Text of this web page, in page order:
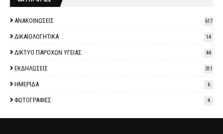
ΑΝΑΚΟΙΝΩΣΕΙΣ 617
ΔΙΚΑΙΟΛΟΓΗΤΙΚΑ 14
ΔΙΚΤΥΟ ΠΑΡΟΧΩΝ ΥΓΕΙΑΣ 44
ΕΚΔΗΛΩΣΕΙΣ 311
ΗΜΕΡΙΔΑ 6
ΦΩΤΟΓΡΑΦΙΕΣ 4